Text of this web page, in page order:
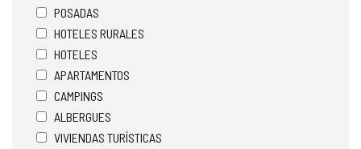
POSADAS
HOTELES RURALES
HOTELES
APARTAMENTOS
CAMPINGS
ALBERGUES
VIVIENDAS TURÍSTICAS